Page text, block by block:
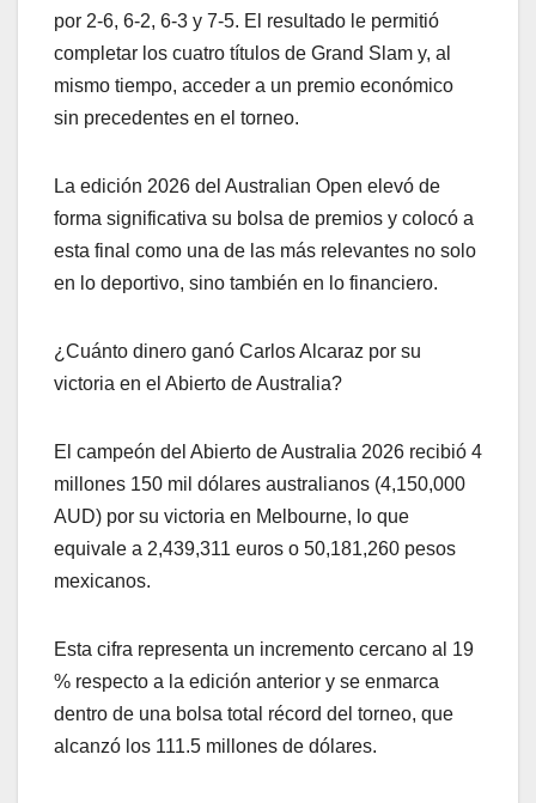
por 2-6, 6-2, 6-3 y 7-5. El resultado le permitió
completar los cuatro títulos de Grand Slam y, al
mismo tiempo, acceder a un premio económico
sin precedentes en el torneo.
La edición 2026 del Australian Open elevó de
forma significativa su bolsa de premios y colocó a
esta final como una de las más relevantes no solo
en lo deportivo, sino también en lo financiero.
¿Cuánto dinero ganó Carlos Alcaraz por su
victoria en el Abierto de Australia?
El campeón del Abierto de Australia 2026 recibió 4
millones 150 mil dólares australianos (4,150,000
AUD) por su victoria en Melbourne, lo que
equivale a 2,439,311 euros o 50,181,260 pesos
mexicanos.
Esta cifra representa un incremento cercano al 19
% respecto a la edición anterior y se enmarca
dentro de una bolsa total récord del torneo, que
alcanzó los 111.5 millones de dólares.